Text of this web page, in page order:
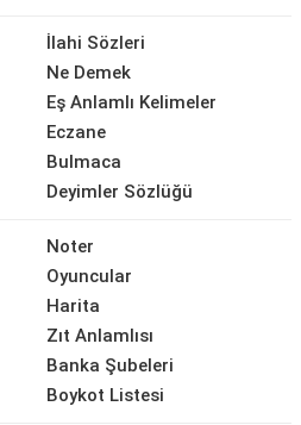
İlahi Sözleri
Ne Demek
Eş Anlamlı Kelimeler
Eczane
Bulmaca
Deyimler Sözlüğü
Noter
Oyuncular
Harita
Zıt Anlamlısı
Banka Şubeleri
Boykot Listesi